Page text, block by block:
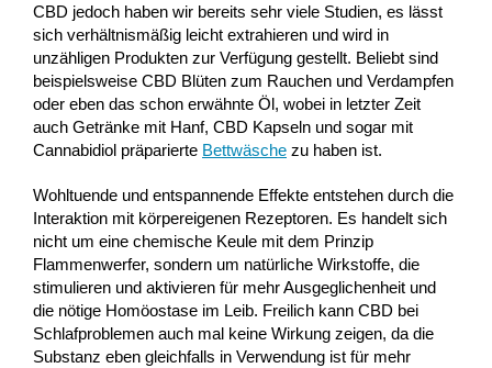
CBD jedoch haben wir bereits sehr viele Studien, es lässt
sich verhältnismäßig leicht extrahieren und wird in
unzähligen Produkten zur Verfügung gestellt. Beliebt sind
beispielsweise CBD Blüten zum Rauchen und Verdampfen
oder eben das schon erwähnte Öl, wobei in letzter Zeit
auch Getränke mit Hanf, CBD Kapseln und sogar mit
Cannabidiol präparierte Bettwäsche zu haben ist.
Wohltuende und entspannende Effekte entstehen durch die
Interaktion mit körpereigenen Rezeptoren. Es handelt sich
nicht um eine chemische Keule mit dem Prinzip
Flammenwerfer, sondern um natürliche Wirkstoffe, die
stimulieren und aktivieren für mehr Ausgeglichenheit und
die nötige Homöostase im Leib. Freilich kann CBD bei
Schlafproblemen auch mal keine Wirkung zeigen, da die
Substanz eben gleichfalls in Verwendung ist für mehr